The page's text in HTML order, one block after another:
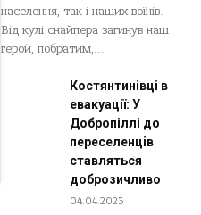
населення, так і наших воїнів.
Від кулі снайпера загинув наш
герой, побратим,...
Костянтинівці в
евакуації: У
Добропіллі до
переселенців
ставляться
доброзичливо
04.04.2023